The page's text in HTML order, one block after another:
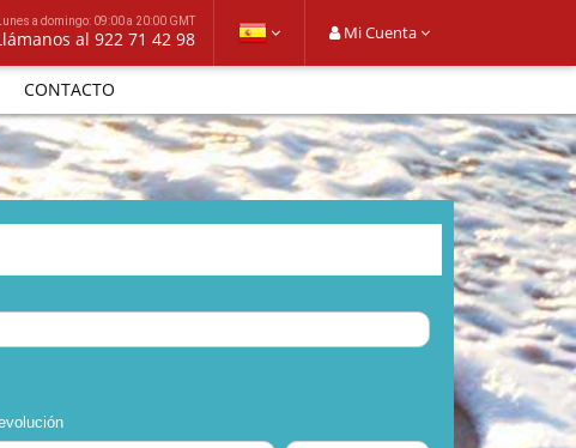
Lunes a domingo: 09:00 a 20:00 GMT
Llámanos al 922 71 42 98 Mi Cuenta
CONTACTO